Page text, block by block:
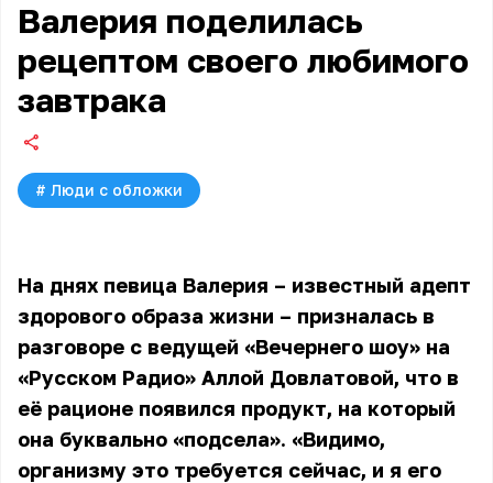
Валерия поделилась
рецептом своего любимого
завтрака
# Люди с обложки
На днях певица Валерия – известный адепт
здорового образа жизни – призналась в
разговоре с ведущей «Вечернего шоу» на
«Русском Радио» Аллой Довлатовой, что в
её рационе появился продукт, на который
она буквально «подсела». «Видимо,
организму это требуется сейчас, и я его